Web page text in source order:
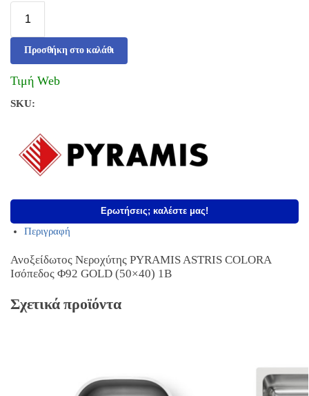
Προσθήκη στο καλάθι
Τιμή Web
SKU:
Ερωτήσεις; καλέστε μας!
Περιγραφή
Ανοξείδωτος Νεροχύτης PYRAMIS ASTRIS COLORA
Ισόπεδος Φ92 GOLD (50×40) 1B
Σχετικά προϊόντα